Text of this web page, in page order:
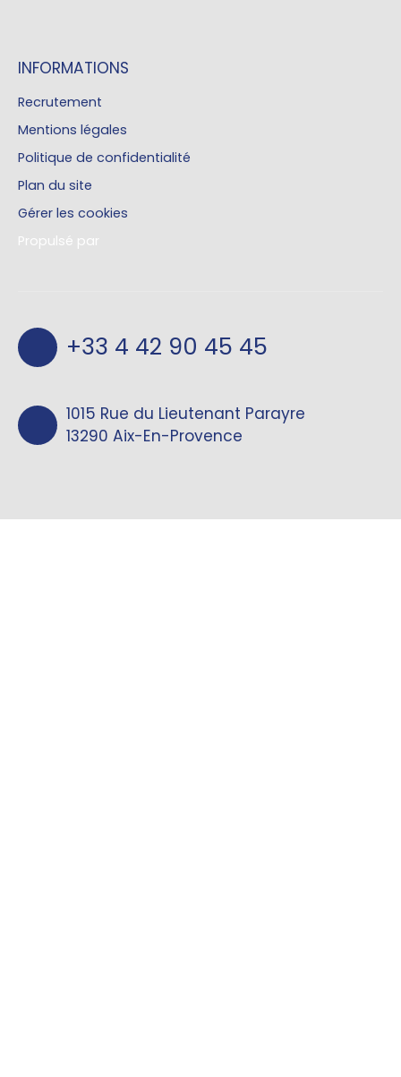
INFORMATIONS
Recrutement
Mentions légales
Politique de confidentialité
Plan du site
Gérer les cookies
Propulsé par
+33 4 42 90 45 45
1015 Rue du Lieutenant Parayre
13290 Aix-En-Provence